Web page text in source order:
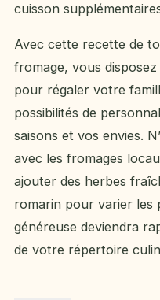
cuisson
Avec cette recette de
fromage, vous
pour régaler votre
possibilités de
saisons et vos envies.
avec les fromages
ajouter des herbes
romarin pour varier les
généreuse deviendra
de votre répertoire